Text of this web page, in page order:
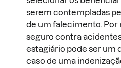
serem contempladas
de um falecimento.
seguro contra
estagiário pode ser um
caso de uma